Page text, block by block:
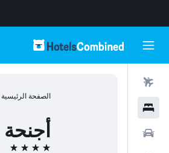
الصفحة الرئيسية
4 نجوم